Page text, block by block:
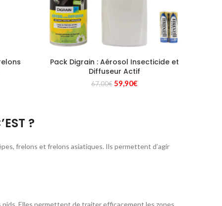
Pack Digrain : Aérosol Insecticide et
Diffuseur Actif
67,00€ Le
59,90€Le
?
frelons et frelons asiatiques. Ils permettent d’agir
Elles permettent de traiter efficacement les zones